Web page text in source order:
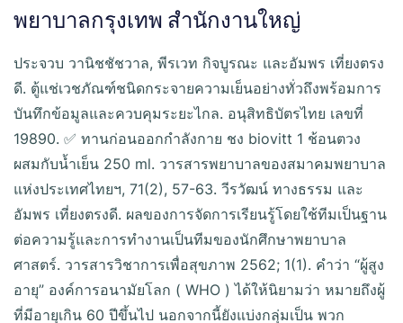
พยาบาลกรุงเทพ สำนักงานใหญ่
ประจวบ วานิชชัชวาล, พีรเวท กิจบูรณะ และอัมพร เที่ยงตรง
ดี. ตู้แช่เวชภัณฑ์ชนิดกระจายความเย็นอย่างทั่วถึงพร้อมการ
บันทึกข้อมูลและควบคุมระยะไกล. อนุสิทธิบัตรไทย เลขที่
19890. ✅ ทานก่อนออกกำลังกาย ชง biovitt 1 ช้อนตวง
ผสมกับน้ำเย็น 250 ml. วารสารพยาบาลของสมาคมพยาบาล
แห่งประเทศไทยฯ, 71(2), 57-63. วีรวัฒน์ ทางธรรม และ
อัมพร เที่ยงตรงดี. ผลของการจัดการเรียนรู้โดยใช้ทีมเป็นฐาน
ต่อความรู้และการทำงานเป็นทีมของนักศึกษาพยาบาล
ศาสตร์. วารสารวิชาการเพื่อสุขภาพ 2562; 1(1). คำว่า “ผู้สูง
อายุ” องค์การอนามัยโลก ( WHO ) ได้ให้นิยามว่า หมายถึงผู้
ที่มีอายุเกิน 60 ปีขึ้นไป นอกจากนี้ยังแบ่งกลุ่มเป็น พวก